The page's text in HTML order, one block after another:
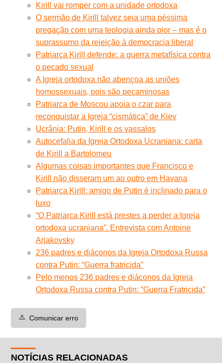
Kirill vai romper com a unidade ortodoxa
O sermão de Kirill talvez seja uma péssima
pregação com uma teologia ainda pior – mas é o
suprassumo da rejeição à democracia liberal
Patriarca Kirill defende: a guerra metafísica contra
o pecado sexual
A Igreja ortodoxa não abençoa as uniões
homossexuais, pois são pecaminosas
Patriarca de Moscou apoia o czar para
reconquistar a Igreja “cismática” de Kiev
Ucrânia: Putin, Kirill e os vassalos
Autocefalia da Igreja Ortodoxa Ucraniana: carta
de Kirill a Bartolomeu
Algumas coisas importantes que Francisco e
Kirill não disseram um ao outro em Havana
Patriarca Kirill: amigo de Putin é inclinado para o
luxo
“O Patriarca Kirill está prestes a perder a Igreja
ortodoxa ucraniana”. Entrevista com Antoine
Arjakovsky
236 padres e diáconos da Igreja Ortodoxa Russa
contra Putin: “Guerra fratricida”
Pelo menos 236 padres e diáconos da Igreja
Ortodoxa Russa contra Putin: “Guerra Fratricida”
⚠️ Comunicar erro
NOTÍCIAS RELACIONADAS